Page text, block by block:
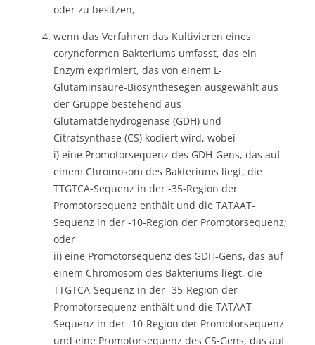
oder zu besitzen,
wenn das Verfahren das Kultivieren eines
coryneformen Bakteriums umfasst, das ein
Enzym exprimiert, das von einem L-
Glutaminsäure-Biosynthesegen ausgewählt aus
der Gruppe bestehend aus
Glutamatdehydrogenase (GDH) und
Citratsynthase (CS) kodiert wird, wobei
i) eine Promotorsequenz des GDH-Gens, das auf
einem Chromosom des Bakteriums liegt, die
TTGTCA-Sequenz in der -35-Region der
Promotorsequenz enthält und die TATAAT-
Sequenz in der -10-Region der Promotorsequenz;
oder
ii) eine Promotorsequenz des GDH-Gens, das auf
einem Chromosom des Bakteriums liegt, die
TTGTCA-Sequenz in der -35-Region der
Promotorsequenz enthält und die TATAAT-
Sequenz in der -10-Region der Promotorsequenz
und eine Promotorsequenz des CS-Gens, das auf